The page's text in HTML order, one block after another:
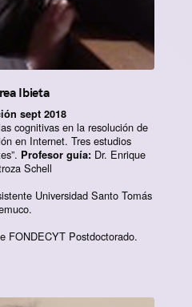
Ibieta
sept 2018
cognitivas en la resolución de
en Internet. Tres estudios
Profesor guía: Dr. Enrique
Schell
Universidad Santo Tomás
FONDECYT Postdoctorado.